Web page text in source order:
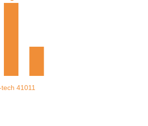
41011